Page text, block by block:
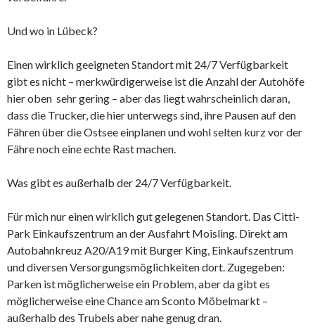
Und wo in Lübeck?
Einen wirklich geeigneten Standort mit 24/7 Verfügbarkeit
gibt es nicht – merkwürdigerweise ist die Anzahl der Autohöfe
hier oben sehr gering – aber das liegt wahrscheinlich daran,
dass die Trucker, die hier unterwegs sind, ihre Pausen auf den
Fähren über die Ostsee einplanen und wohl selten kurz vor der
Fähre noch eine echte Rast machen.
Was gibt es außerhalb der 24/7 Verfügbarkeit.
Für mich nur einen wirklich gut gelegenen Standort. Das Citti-
Park Einkaufszentrum an der Ausfahrt Moisling. Direkt am
Autobahnkreuz A20/A19 mit Burger King, Einkaufszentrum
und diversen Versorgungsmöglichkeiten dort. Zugegeben:
Parken ist möglicherweise ein Problem, aber da gibt es
möglicherweise eine Chance am Sconto Möbelmarkt –
außerhalb des Trubels aber nahe genug dran.